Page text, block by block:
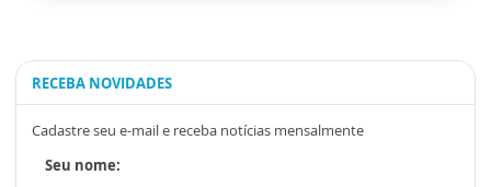
RECEBA NOVIDADES
Cadastre seu e-mail e receba notícias mensalmente
Seu nome: